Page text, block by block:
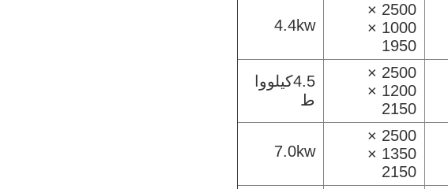
2500 ×
1000 ×
1950
4.4kw
2500 ×
1200 ×
2150
4.5كيلووا
ط
2500 ×
1350 ×
2150
7.0kw